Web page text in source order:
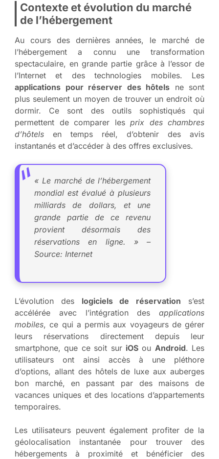
Contexte et évolution du marché
de l’hébergement
Au cours des dernières années, le marché de
l’hébergement a connu une transformation
spectaculaire, en grande partie grâce à l’essor de
l’Internet et des technologies mobiles. Les
applications pour réserver des hôtels ne sont
plus seulement un moyen de trouver un endroit où
dormir. Ce sont des outils sophistiqués qui
permettent de comparer les prix des chambres
d’hôtels en temps réel, d’obtenir des avis
instantanés et d’accéder à des offres exclusives.
« Le marché de l’hébergement
mondial est évalué à plusieurs
milliards de dollars, et une
grande partie de ce revenu
provient désormais des
réservations en ligne. » –
Source: Internet
L’évolution des logiciels de réservation s’est
accélérée avec l’intégration des applications
mobiles, ce qui a permis aux voyageurs de gérer
leurs réservations directement depuis leur
smartphone, que ce soit sur iOSou Android. Les
utilisateurs ont ainsi accès à une pléthore
d’options, allant des hôtels de luxe aux auberges
bon marché, en passant par des maisons de
vacances uniques et des locations d’appartements
temporaires.
Les utilisateurs peuvent également profiter de la
géolocalisation instantanée pour trouver des
hébergements à proximité et bénéficier des